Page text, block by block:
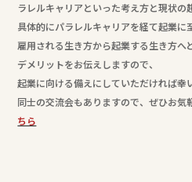
ラレルキャリアといった考え方と現状の
具体的にパラレルキャリアを経て起業に
雇用される生き方から起業する生き方へ
デメリットをお伝えしますので、
起業に向ける備えにしていただければ幸
同士の交流会もありますので、ぜひお気
ちら